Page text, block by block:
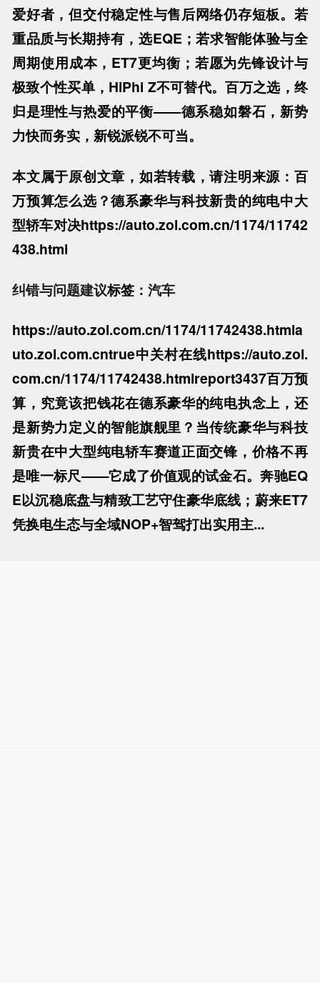
爱好者，但交付稳定性与售后网络仍存短板。若
重品质与长期持有，选EQE；若求智能体验与全
周期使用成本，ET7更均衡；若愿为先锋设计与
极致个性买单，HiPhi Z不可替代。百万之选，终
归是理性与热爱的平衡——德系稳如磐石，新势
力快而务实，新锐派锐不可当。
本文属于原创文章，如若转载，请注明来源：百
万预算怎么选？德系豪华与科技新贵的纯电中大
型轿车对决https://auto.zol.com.cn/1174/11742
438.html
纠错与问题建议标签：汽车
https://auto.zol.com.cn/1174/11742438.htmla
uto.zol.com.cntrue中关村在线https://auto.zol.
com.cn/1174/11742438.htmlreport3437百万预
算，究竟该把钱花在德系豪华的纯电执念上，还
是新势力定义的智能旗舰里？当传统豪华与科技
新贵在中大型纯电轿车赛道正面交锋，价格不再
是唯一标尺——它成了价值观的试金石。奔驰EQ
E以沉稳底盘与精致工艺守住豪华底线；蔚来ET7
凭换电生态与全域NOP+智驾打出实用主...